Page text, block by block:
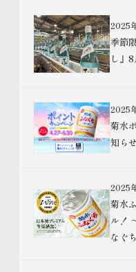
2025
季節
し』
2025
菊水
知ら
2025
菊水
ル！
なぐ